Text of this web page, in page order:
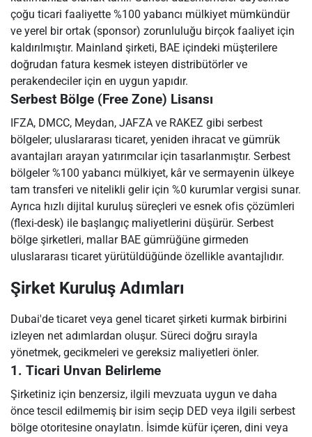
çoğu ticari faaliyette %100 yabancı mülkiyet mümkündür
ve yerel bir ortak (sponsor) zorunluluğu birçok faaliyet için
kaldırılmıştır. Mainland şirketi, BAE içindeki müşterilere
doğrudan fatura kesmek isteyen distribütörler ve
perakendeciler için en uygun yapıdır.
Serbest Bölge (Free Zone) Lisansı
IFZA, DMCC, Meydan, JAFZA ve RAKEZ gibi serbest
bölgeler; uluslararası ticaret, yeniden ihracat ve gümrük
avantajları arayan yatırımcılar için tasarlanmıştır. Serbest
bölgeler %100 yabancı mülkiyet, kâr ve sermayenin ülkeye
tam transferi ve nitelikli gelir için %0 kurumlar vergisi sunar.
Ayrıca hızlı dijital kuruluş süreçleri ve esnek ofis çözümleri
(flexi-desk) ile başlangıç maliyetlerini düşürür. Serbest
bölge şirketleri, mallar BAE gümrüğüne girmeden
uluslararası ticaret yürütüldüğünde özellikle avantajlıdır.
Şirket Kuruluş Adımları
Dubai'de ticaret veya genel ticaret şirketi kurmak birbirini
izleyen net adımlardan oluşur. Süreci doğru sırayla
yönetmek, gecikmeleri ve gereksiz maliyetleri önler.
1. Ticari Unvan Belirleme
Şirketiniz için benzersiz, ilgili mevzuata uygun ve daha
önce tescil edilmemiş bir isim seçip DED veya ilgili serbest
bölge otoritesine onaylatın. İsimde küfür içeren, dini veya